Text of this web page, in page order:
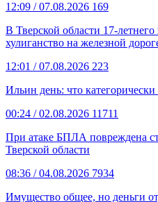
12:09 / 07.08.2026 169
В Тверской области 17-
хулиганство на железной
12:01 / 07.08.2026 223
Ильин день: что категорически
00:24 / 02.08.2026 11711
При атаке БПЛА повреждена
Тверской области
08:36 / 04.08.2026 7934
Имущество общее, но деньги